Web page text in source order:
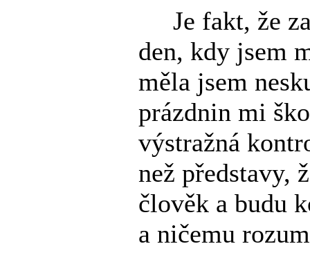
Je fakt, že
den, kdy jsem
měla jsem
prázdnin mi
výstražná
než představy,
člověk a budu
a ničemu